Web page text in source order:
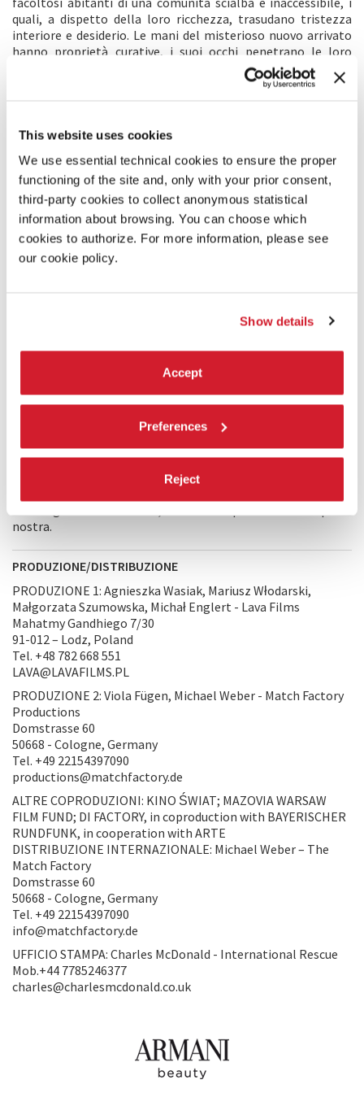
This website uses cookies
We use essential technical cookies to ensure the proper
functioning of the site and, only with your prior consent,
third-party cookies to collect anonymous statistical
information about browsing. You can choose which
cookies to authorize. For more information, please see
our cookie policy.
Show details
Accept
Preferences
Reject
quali, a dispetto della loro ricchezza, trasudano tristezza
interiore e desiderio. Le mani del misterioso nuovo arrivato
hanno proprietà curative, i suoi occhi penetrano le loro
anime. Alle loro orecchie, il suo accento russo suona come
una melodia del passato, un ricordo di un’infanzia più sicura e
COMMENTO DEI REGISTI
La parola “neve” può assumere svariati significati ed evocare
molteplici emozioni. Se da un lato può essere un elemento
pervasivo e pericoloso, dall’altro è fonte di sicurezza e
conforto, una coperta che ci riporta alle favole dell'infanzia.
Oggi, viene associata alla distruzione del clima del pianeta
per mano dell’uomo e, di conseguenza, alla sua lenta
sparizione dalla nostra vita. I protagonisti sono concentrati
dimensione più spirituale. I personaggi bramano il contatto,
l’intimità, il sesso, la comprensione, la libertà.
Finanziariamente ricchi e spiritualmente poveri, sono
fantasie su uno sconosciuto che, dopo essere entrato nelle
loro vite, agisce come uno specchio. È difficile dire se questa
quale si trovano con lo sconosciuto è puramente frutto della
loro immaginazione, oppure esiste veramente? Il film
è avvolto da un'aura di mistero. Vorremmo incoraggiare il
pubblico a riflettere sulle condizioni attuali dell’Europa. Il
nostra.
PRODUZIONE/DISTRIBUZIONE
PRODUZIONE 1: Agnieszka Wasiak, Mariusz Włodarski,
Małgorzata Szumowska, Michał Englert - Lava Films
Mahatmy Gandhiego 7/30
91-012 – Lodz, Poland
Tel. +48 782 668 551
LAVA@LAVAFILMS.PL
PRODUZIONE 2: Viola Fügen, Michael Weber - Match Factory
Productions
Domstrasse 60
50668 - Cologne, Germany
Tel. +49 22154397090
productions@matchfactory.de
ALTRE COPRODUZIONI: KINO ŚWIAT; MAZOVIA WARSAW
FILM FUND; DI FACTORY, in coproduction with BAYERISCHER
RUNDFUNK, in cooperation with ARTE
DISTRIBUZIONE INTERNAZIONALE: Michael Weber – The
Match Factory
Domstrasse 60
50668 - Cologne, Germany
Tel. +49 22154397090
info@matchfactory.de
UFFICIO STAMPA: Charles McDonald - International Rescue
Mob.+44 7785246377
charles@charlesmcdonald.co.uk